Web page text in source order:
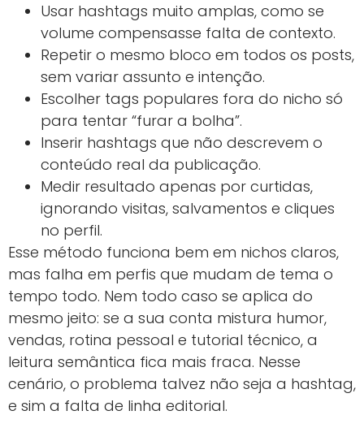
Usar hashtags muito amplas, como se
volume compensasse falta de contexto.
Repetir o mesmo bloco em todos os posts,
sem variar assunto e intenção.
Escolher tags populares fora do nicho só
para tentar “furar a bolha”.
Inserir hashtags que não descrevem o
conteúdo real da publicação.
Medir resultado apenas por curtidas,
ignorando visitas, salvamentos e cliques
no perfil.
Esse método funciona bem em nichos claros,
mas falha em perfis que mudam de tema o
tempo todo. Nem todo caso se aplica do
mesmo jeito: se a sua conta mistura humor,
vendas, rotina pessoal e tutorial técnico, a
leitura semântica fica mais fraca. Nesse
cenário, o problema talvez não seja a hashtag,
e sim a falta de linha editorial.